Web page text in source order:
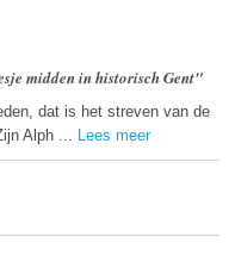
midden in historisch Gent"
dat is het streven van de
Alph ... Lees meer